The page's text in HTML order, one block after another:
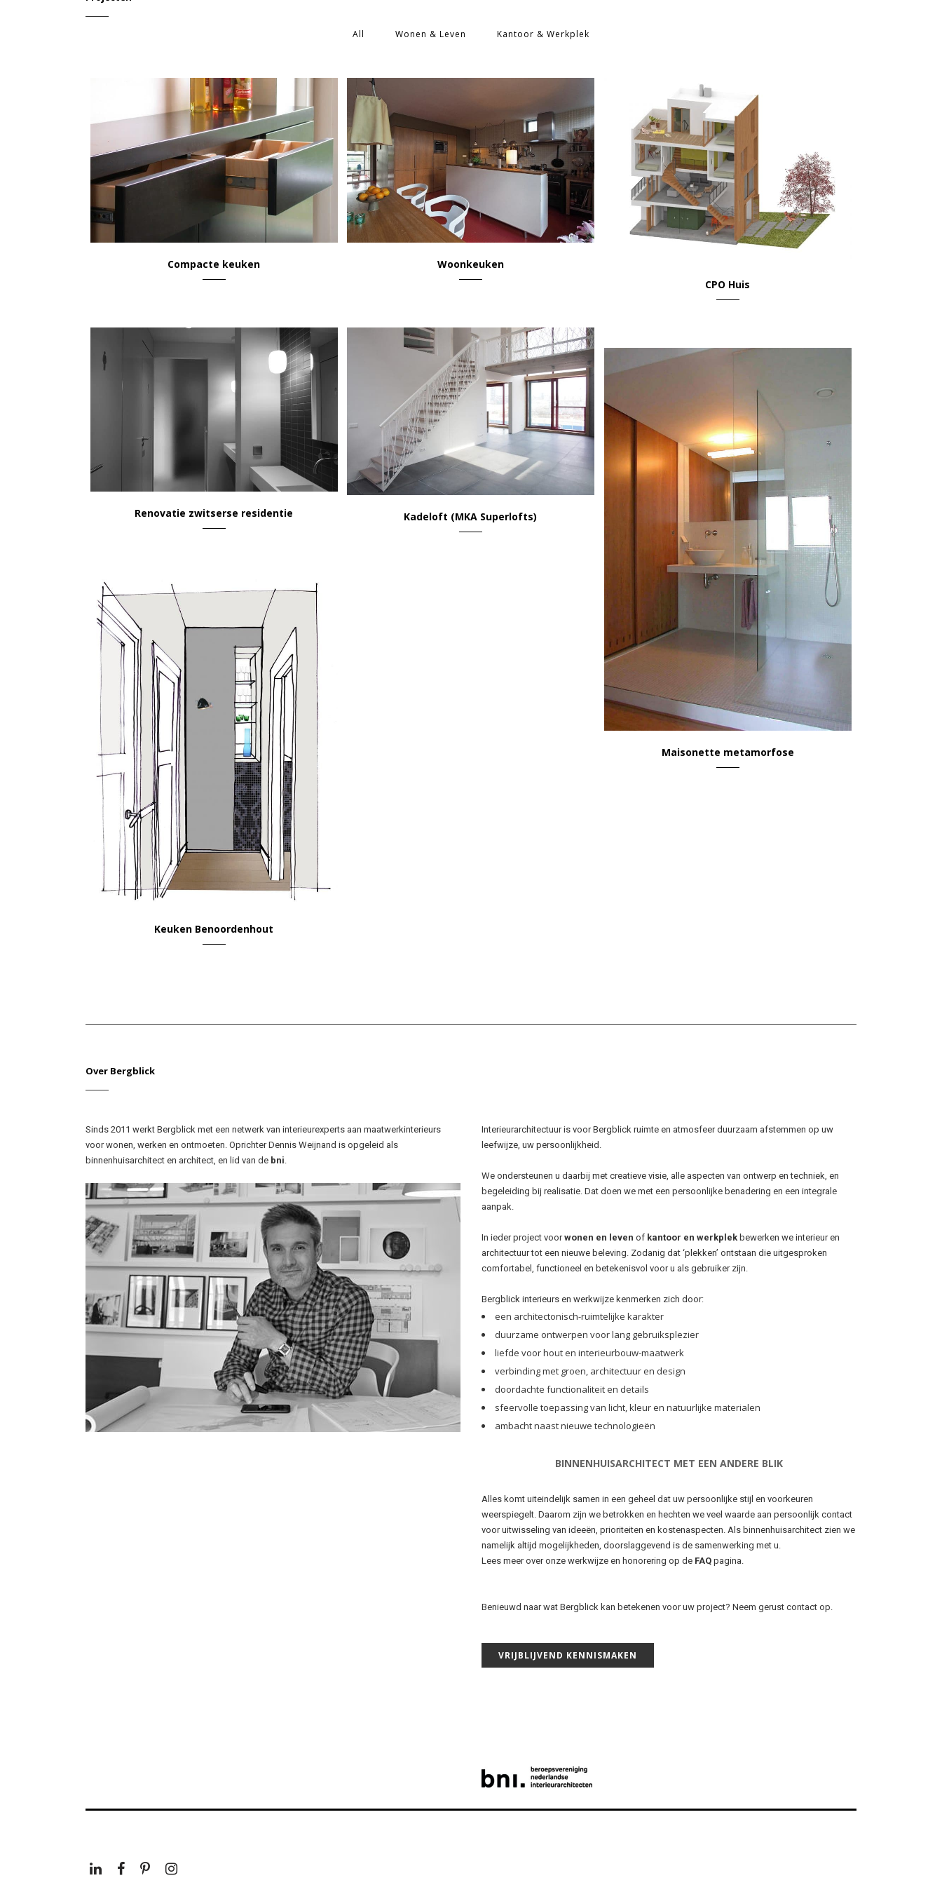
All Wonen & Leven Kantoor & Werkplek
VIEW
Compacte keuken
VIEW
Woonkeuken
VIEW
CPO Huis
Renovatie zwitserse residentie Kadeloft (MKA Superlofts)
Maisonette metamorfose
Keuken Benoordenhout
Over Bergblick
Sinds 2011 werkt Bergblick met een netwerk van interieurexperts aan maatwerkinterieurs
voor wonen, werken en ontmoeten. Oprichter Dennis Weijnand is opgeleid als
binnenhuisarchitect en architect, en lid van de bni
Interieurarchitectuur is voor Bergblick ruimte en atmosfeer duurzaam afstemmen op uw
leefwijze, uw persoonlijkheid.
We ondersteunen u daarbij met creatieve visie, alle aspecten van ontwerp en techniek, en
begeleiding bij realisatie. Dat doen we met een persoonlijke benadering en een integrale
aanpak.
In ieder project voorwonen en leven of kantoor en werkplek bewerken we interieur en
architectuur tot een nieuwe beleving. Zodanig dat ‘plekken’ ontstaan die uitgesproken
comfortabel, functioneel en betekenisvol voor u als gebruiker zijn.
Bergblick interieurs en werkwijze kenmerken zich door:
een architectonisch-ruimtelijke karakter
duurzame ontwerpen voor lang gebruiksplezier
liefde voor hout en interieurbouw-maatwerk
verbinding met groen, architectuur en design
doordachte functionaliteit en details
sfeervolle toepassing van licht, kleur en natuurlijke materialen
ambacht naast nieuwe technologieën
BINNENHUISARCHITECT MET EEN ANDERE BLIK
Alles komt uiteindelijk samen in een geheel dat uw persoonlijke stijl en voorkeuren
weerspiegelt. Daarom zijn we betrokken en hechten we veel waarde aan persoonlijk contact
voor uitwisseling van ideeën, prioriteiten en kostenaspecten. Als binnenhuisarchitect zien we
namelijk altijd mogelijkheden, doorslaggevend is de samenwerking met u.
Lees meer over onze werkwijze en honorering op de FAQ pagina.
Benieuwd naar wat Bergblick kan betekenen voor uw project? Neem gerust contact op.
VRIJBLIJVEND KENNISMAKEN